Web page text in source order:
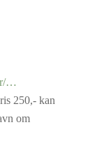
…
250,- kan
om